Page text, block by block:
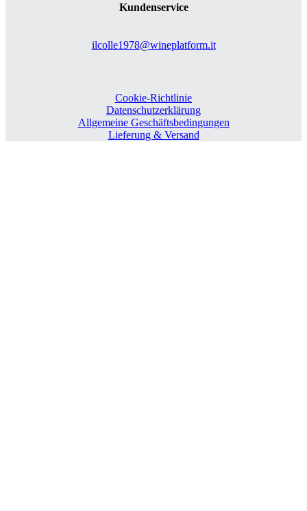
Kundenservice
ilcolle1978@wineplatform.it
Cookie-Richtlinie
Datenschutzerklärung
Allgemeine Geschäftsbedingungen
Lieferung & Versand